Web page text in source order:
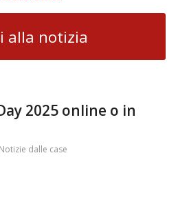
alla notizia
2025 online o in
Notizie dalle case